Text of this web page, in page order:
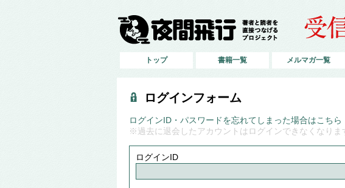
トップ 書籍一覧 メルマガ一覧
ログインフォーム
ログインID・パスワードを忘れてしまった場合はこちら
※過去に退会したアカウントはログインできなくなりま
ログインID